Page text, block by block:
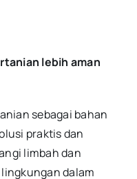
lebih aman
sebagai bahan
praktis dan
limbah dan
dalam